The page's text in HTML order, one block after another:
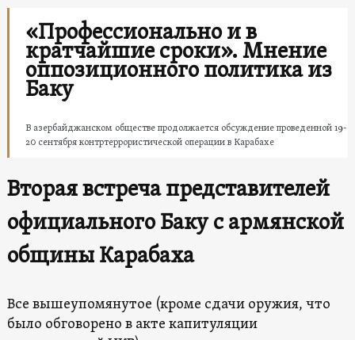
«Профессионально и в
кратчайшие сроки». Мнение
оппозиционного политика из
Баку
В азербайджанском обществе продолжается обсуждение проведенной 19-
20 сентября контртеррористической операции в Карабахе
Вторая встреча представителей
официального Баку с армянской
общины Карабаха
Все вышеупомянутое (кроме сдачи оружия, что
было обговорено в акте капитуляции